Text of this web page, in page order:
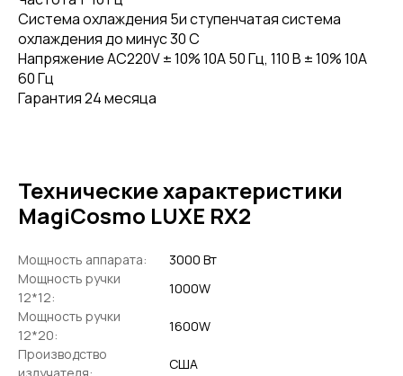
Система охлаждения 5и ступенчатая система
охлаждения до минус 30 С
Напряжение AC220V ± 10% 10A 50 Гц, 110 В ± 10% 10A
60 Гц
Гарантия 24 месяца
Технические характеристики
MagiCosmo LUXE RX2
Мощность аппарата:
3000 Вт
Мощность ручки
12*12:
1000W
Мощность ручки
12*20:
1600W
Производство
США